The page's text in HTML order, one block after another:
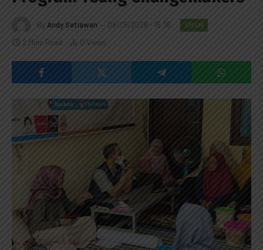
ByAndy Setiawan 08/05/2026 - 15:36 UMUM
2 Mins Read 0 Views